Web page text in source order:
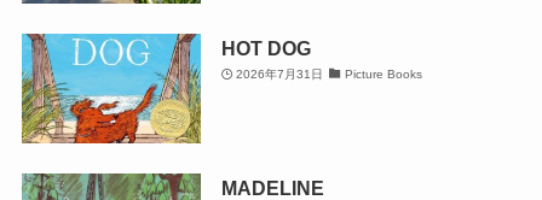
HOT DOG
2026年7月31日 Picture Books
MADELINE